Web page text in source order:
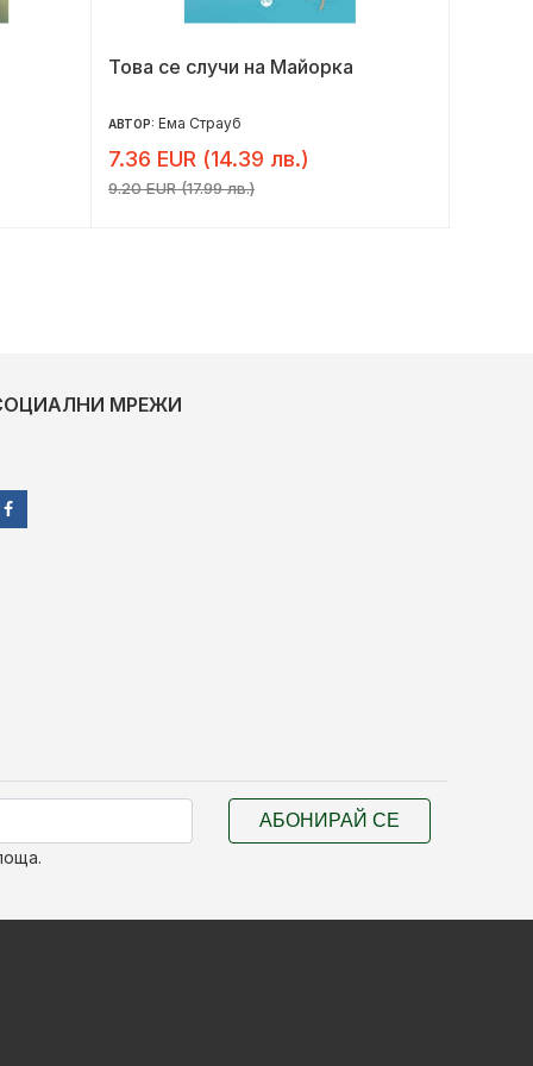
Това се случи на Майорка
АВТОР: Ема Страуб
7.36 EUR (14.39 лв.)
9.20 EUR (17.99 лв.)
МРЕЖИ
АБОНИРАЙ СЕ